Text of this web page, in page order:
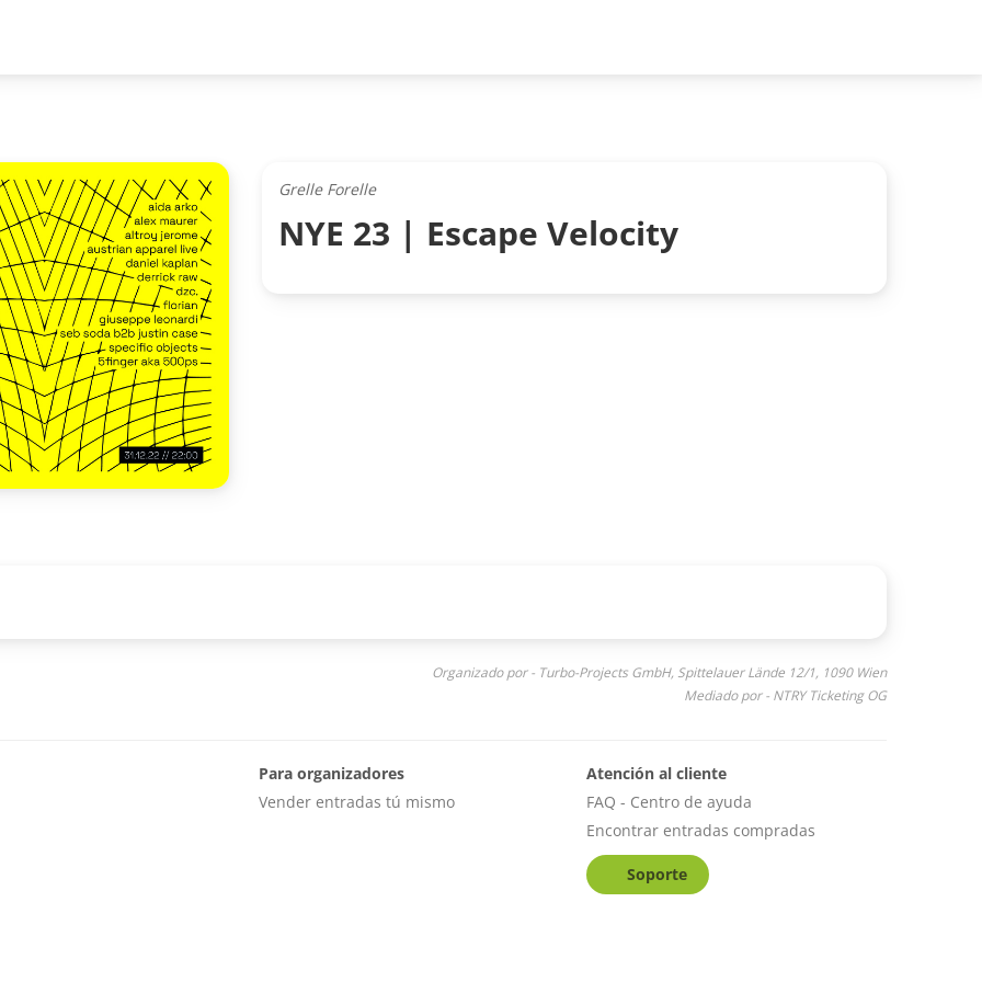
Grelle Forelle
NYE 23 | Escape Velocity
Organizado por - Turbo-Projects GmbH, Spittelauer Lände 12/1, 1090 Wien
Mediado por - NTRY Ticketing OG
Para organizadores
Vender entradas tú mismo
Atención al cliente
FAQ - Centro de ayuda
Encontrar entradas compradas
Soporte